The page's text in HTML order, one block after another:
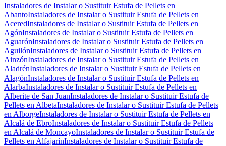
Instaladores de Instalar o Sustituir Estufa de Pellets en
AbantoInstaladores de Instalar o Sustituir Estufa de Pellets en
AceredInstaladores de Instalar o Sustituir Estufa de Pellets en
AgónInstaladores de Instalar o Sustituir Estufa de Pellets en
AguarónInstaladores de Instalar o Sustituir Estufa de Pellets en
AguilónInstaladores de Instalar o Sustituir Estufa de Pellets en
AinzónInstaladores de Instalar o Sustituir Estufa de Pellets en
AladrénInstaladores de Instalar o Sustituir Estufa de Pellets en
AlagónInstaladores de Instalar o Sustituir Estufa de Pellets en
AlarbaInstaladores de Instalar o Sustituir Estufa de Pellets en
Alberite de San JuanInstaladores de Instalar o Sustituir Estufa de
Pellets en AlbetaInstaladores de Instalar o Sustituir Estufa de Pellets
en AlborgeInstaladores de Instalar o Sustituir Estufa de Pellets en
Alcalá de EbroInstaladores de Instalar o Sustituir Estufa de Pellets
en Alcalá de MoncayoInstaladores de Instalar o Sustituir Estufa de
Pellets en AlfajarínInstaladores de Instalar o Sustituir Estufa de